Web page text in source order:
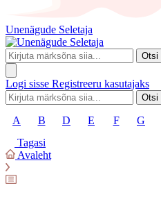
Unenägude Seletaja
Otsi
Logi sisse Registreeru kasutajaks
Otsi
A B D E F G
Tagasi
Avaleht